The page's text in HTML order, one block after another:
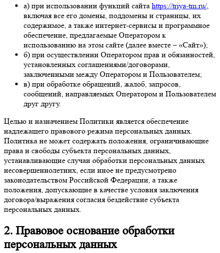
а) при использовании функций сайта https://triya-tm.ru/,
включая все его домены, поддомены и страницы, их
содержимое, а также интернет-сервисы и программное
обеспечение, предлагаемые Оператором к
использованию на этом сайте (далее вместе –«Сайт»);
б) при осуществлении Оператором прав и обязанностей,
установленных соглашениями/договорами,
заключенными между Оператором и Пользователем;
в) при обработке обращений, жалоб, запросов,
сообщений, направляемых Оператором и Пользователем
друг другу.
Целью и назначением Политики является обеспечение
надлежащего правового режима персональных данных.
Политика не может содержать положения, ограничивающие
права и свободы субъекта персональных данных,
устанавливающие случаи обработки персональных данных
несовершеннолетних, если иное не предусмотрено
законодательством Российской Федерации, а также
положения, допускающие в качестве условия заключения
договора/выражения согласия бездействие субъекта
персональных данных.
2. Правовое основание обработки
персональных данных